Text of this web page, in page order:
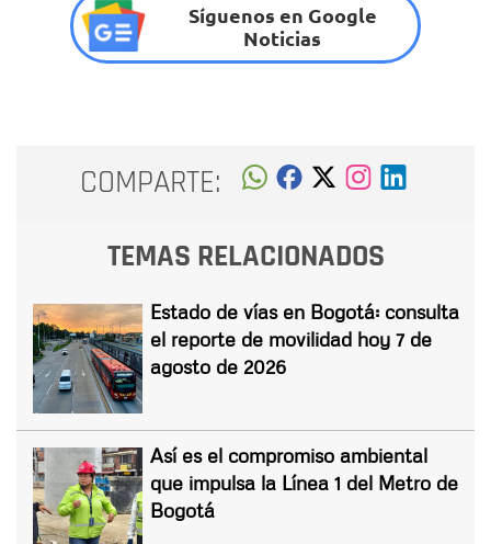
Síguenos en Google
Noticias
COMPARTE:
TEMAS RELACIONADOS
Estado de vías en Bogotá: consulta
el reporte de movilidad hoy 7 de
agosto de 2026
Así es el compromiso ambiental
que impulsa la Línea 1 del Metro de
Bogotá